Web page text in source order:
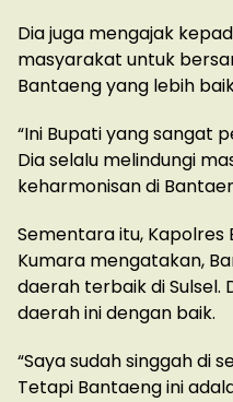
Dia juga mengajak
masyarakat untuk
Bantaeng yang lebih
“Ini Bupati yang sangat
Dia selalu melindungi
keharmonisan di
Sementara itu, Kapolres
Kumara mengatakan,
daerah terbaik di
daerah ini dengan baik.
“Saya sudah singgah di
Tetapi Bantaeng ini